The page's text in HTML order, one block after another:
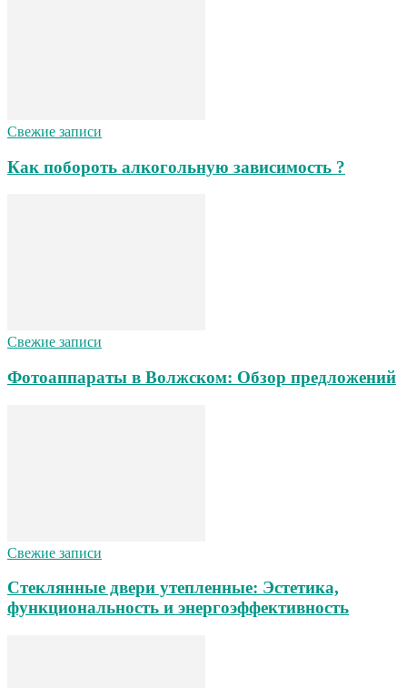
Свежие записи
Как побороть алкогольную зависимость ?
Свежие записи
Фотоаппараты в Волжском: Обзор предложений
Свежие записи
Стеклянные двери утепленные: Эстетика,
функциональность и энергоэффективность